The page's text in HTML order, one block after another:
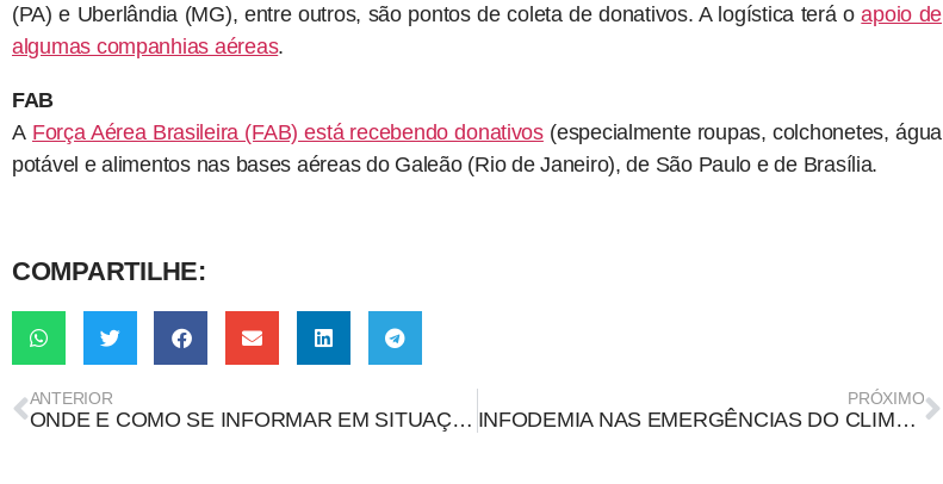
(PA) e Uberlândia (MG), entre outros, são pontos de coleta de donativos. A logística terá oapoio de
algumas companhias aéreas.
FAB
A Força Aérea Brasileira (FAB) está recebendo donativos(especialmente roupas, colchonetes, água
potável e alimentos nas bases aéreas do Galeão (Rio de Janeiro), de São Paulo e de Brasília.
COMPARTILHE:
ANTERIOR
ONDE E COMO SE INFORMAR EM SITUAÇÕES DE CRISE
PRÓXIMO
INFODEMIA NAS EMERGÊNCIAS DO CLIMA: COMO LIDAR? COMO SOLUCIONAR?